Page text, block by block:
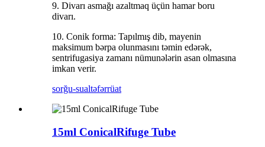
9. Divarı asmağı azaltmaq üçün hamar boru
divarı.
10. Conik forma: Tapılmış dib, mayenin
maksimum bərpa olunmasını təmin edərək,
sentrifugasiya zamanı nümunələrin asan olmasına
imkan verir.
sorğu-sualtəfərrüat
15ml ConicalRifuge Tube